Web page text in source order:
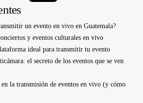
un evento en vivo en Guatemala?
y eventos culturales en vivo
ideal para transmitir tu evento
el secreto de los eventos que se ven
la transmisión de eventos en vivo (y cómo